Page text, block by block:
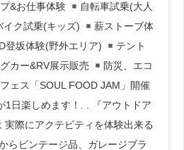
&お仕事体験
自転車試乗(大人
イク試乗(キッズ)
薪ストーブ体
登坂体験(野外エリア)
テント
カー&RV展示販売
防災、エコ
ェス「SOUL FOOD JAM」開催
1日楽しめます！. . 『アウトドア
実際にアクテビティを体験出来る
らビンテージ品、ガレージブラ